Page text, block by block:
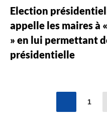
Election
appelle les maires à
» en lui permettant
présidentielle
1